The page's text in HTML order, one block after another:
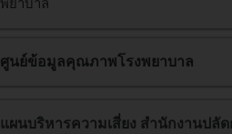
พยาบาล
ศูนย์ข้อมูลคุณภาพโรงพยาบาล
แผนบริหารความเสี่ยง สำนักงานปลั